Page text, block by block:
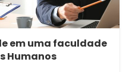
em uma faculdade
Humanos